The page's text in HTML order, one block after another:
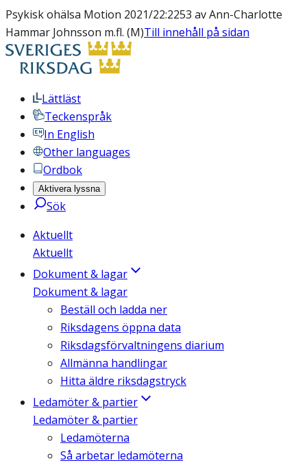
Psykisk ohälsa Motion 2021/22:2253 av Ann-Charlotte
Hammar Johnsson m.fl. (M)Till innehåll på sidan
Lättläst
Teckenspråk
In English
Other languages
Ordbok
Aktivera lyssna
Sök
Aktuellt
Aktuellt
Dokument & lagar
Dokument & lagar
Beställ och ladda ner
Riksdagens öppna data
Riksdagsförvaltningens diarium
Allmänna handlingar
Hitta äldre riksdagstryck
Ledamöter & partier
Ledamöter & partier
Ledamöterna
Så arbetar ledamöterna